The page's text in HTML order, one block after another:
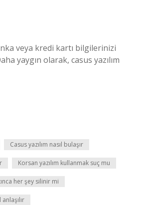
veya kredi kartı bilgilerinizi
yaygın olarak, casus yazılım
Casus yazılım nasıl bulaşır
Korsan yazılım kullanmak suç mu
her şey silinir mi